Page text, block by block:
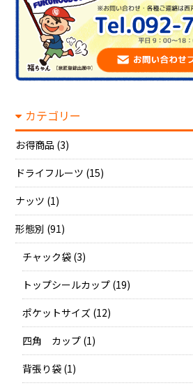
カテゴリー
お得商品 (3)
ドライフルーツ (15)
ナッツ (1)
形態別 (91)
チャック袋 (3)
トップシールカップ (19)
ポケットサイズ (12)
四角 カップ (1)
背張り袋 (1)